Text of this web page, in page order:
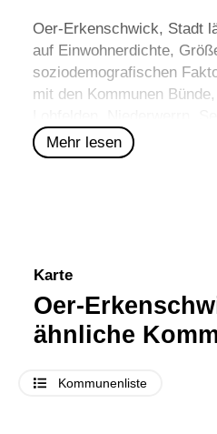
Oer-Erkenschwick, Stadt
auf Einwohnerdichte,
soziodemografischen
mit den Kommunen Bünde,
vergleichen.
Mehr lesen
Karte
Oer-
ähnliche
Kommunenliste